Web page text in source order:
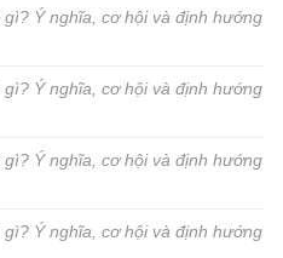
Ý nghĩa, cơ hội và định hướng
Ý nghĩa, cơ hội và định hướng
Ý nghĩa, cơ hội và định hướng
Ý nghĩa, cơ hội và định hướng